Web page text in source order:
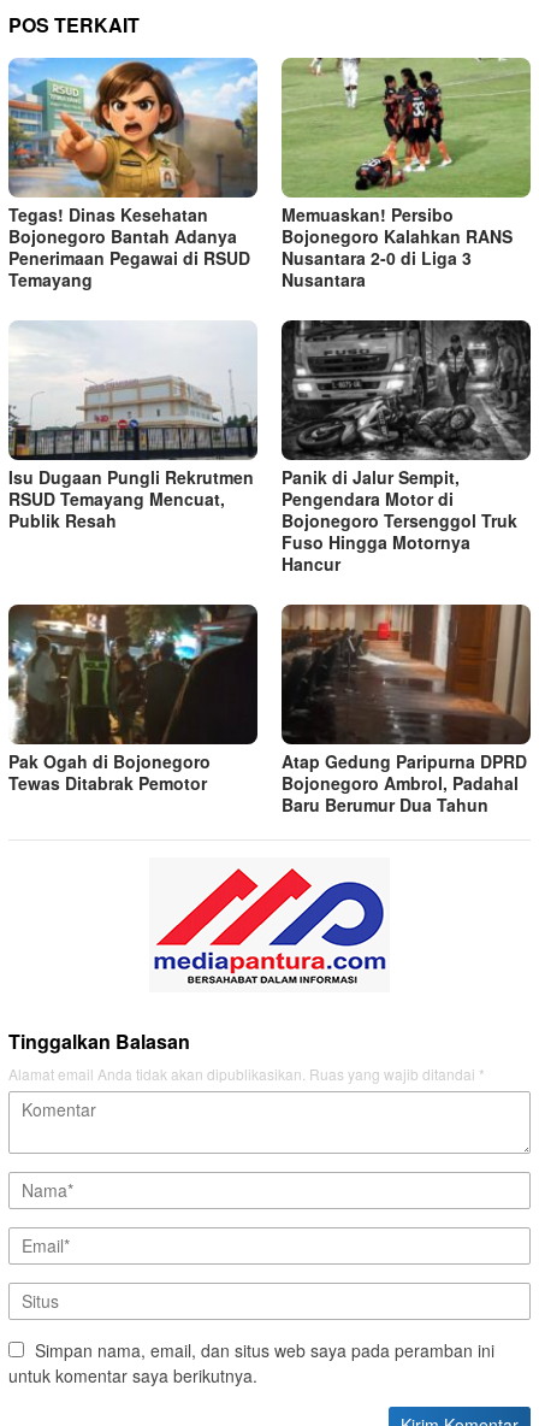
POS TERKAIT
Tegas! Dinas Kesehatan
Bojonegoro Bantah Adanya
Penerimaan Pegawai di RSUD
Temayang
Memuaskan! Persibo
Bojonegoro Kalahkan RANS
Nusantara 2-0 di Liga 3
Nusantara
Isu Dugaan Pungli Rekrutmen
RSUD Temayang Mencuat,
Publik Resah
Panik di Jalur Sempit,
Pengendara Motor di
Bojonegoro Tersenggol Truk
Fuso Hingga Motornya
Hancur
Pak Ogah di Bojonegoro
Tewas Ditabrak Pemotor
Atap Gedung Paripurna DPRD
Bojonegoro Ambrol, Padahal
Baru Berumur Dua Tahun
Tinggalkan Balasan
Alamat email Anda tidak akan dipublikasikan. Ruas yang wajib ditandai *
Simpan nama, email, dan situs web saya pada peramban ini
untuk komentar saya berikutnya.